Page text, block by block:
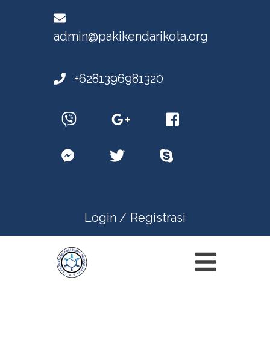
admin@pakikendarikota.org
+6281396981320
Login / Registrasi